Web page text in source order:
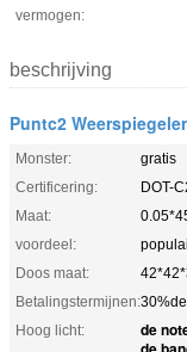
vermogen:
beschrijving
Puntc2
Monster:
gratis
Certificering:
DOT-
Maat:
voordeel:
Doos maat:
Betalingstermijnen:
Hoog licht:
de